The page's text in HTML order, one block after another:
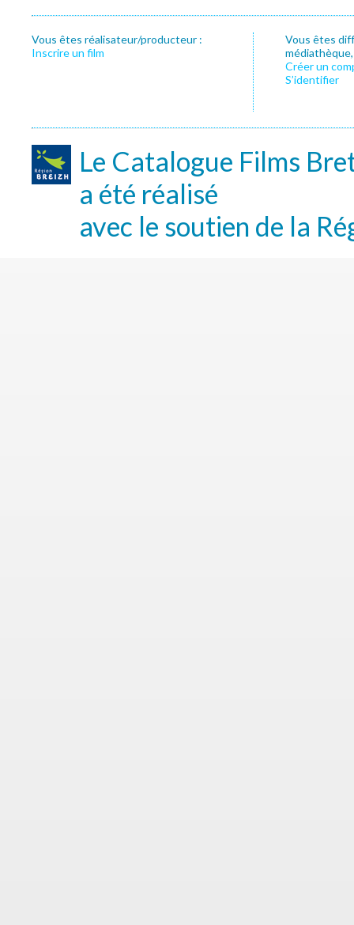
Vous êtes réalisateur/producteur :
Inscrire un film
Vous êtes
Créer un
S’identifier
Le Catalogue Films
a été réalisé
avec le soutien de la